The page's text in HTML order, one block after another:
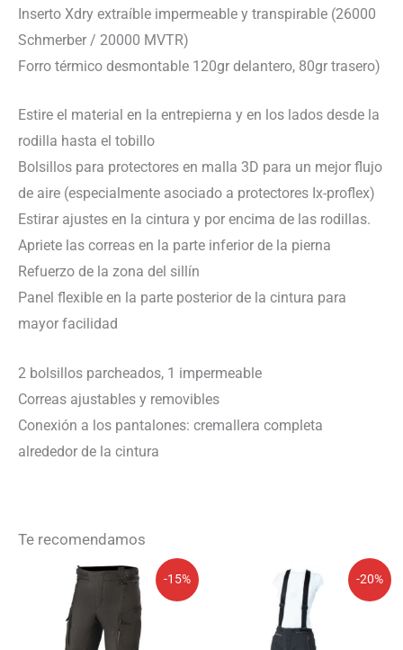
Inserto Xdry extraíble impermeable y transpirable (26000
Schmerber / 20000 MVTR)
Forro térmico desmontable 120gr delantero, 80gr trasero)
Estire el material en la entrepierna y en los lados desde la
rodilla hasta el tobillo
Bolsillos para protectores en malla 3D para un mejor flujo
de aire (especialmente asociado a protectores Ix-proflex)
Estirar ajustes en la cintura y por encima de las rodillas.
Apriete las correas en la parte inferior de la pierna
Refuerzo de la zona del sillín
Panel flexible en la parte posterior de la cintura para
mayor facilidad
2 bolsillos parcheados, 1 impermeable
Correas ajustables y removibles
Conexión a los pantalones: cremallera completa
alrededor de la cintura
Te recomendamos
-15%
El
era:
239,95€.
El
precio
actual
es:
203,96€.
-20%
precio
original
era:
137,49€.
El
precio